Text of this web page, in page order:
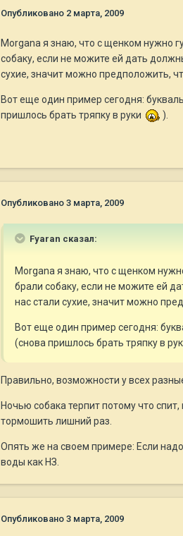
Опубликовано 2 марта, 2009
Morgana я знаю, что с щенком нужно
собаку, если не можите ей дать
сухие, значит можно предположить,
Вот еще один пример сегодня:
пришлось брать тряпку в руки
).
Опубликовано 3 марта, 2009
Fyaran сказал:
Morgana я знаю, что с щенком
брали собаку, если не можите ей
нас стали сухие, значит можно
Вот еще один пример сегодня:
(снова пришлось брать тряпку в
Правильно, возможности у всех
Ночью собака терпит потому что
тормошить лишний раз.
Опять же на своем примере: Если
воды как НЗ.
Опубликовано 3 марта, 2009